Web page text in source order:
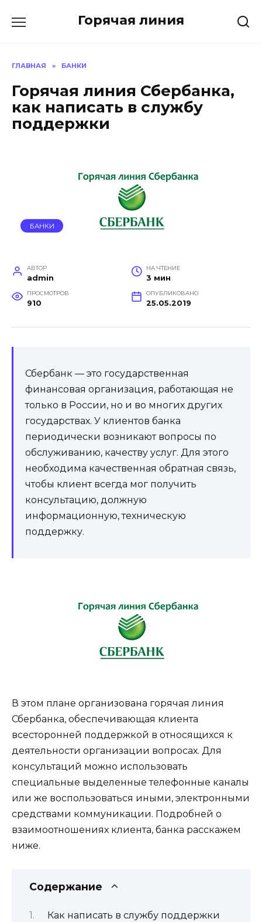
Горячая линия
ГЛАВНАЯ » БАНКИ
Горячая линия Сбербанка,
как написать в службу
поддержки
БАНКИ
АВТОР
admin
НА ЧТЕНИЕ
3 мин
ПРОСМОТРОВ
910
ОПУБЛИКОВАНО
25.05.2019
Сбербанк — это государственная
финансовая организация, работающая не
только в России, но и во многих других
государствах. У клиентов банка
периодически возникают вопросы по
обслуживанию, качеству услуг. Для этого
необходима качественная обратная связь,
чтобы клиент всегда мог получить
консультацию, должную
информационную, техническую
поддержку.
В этом плане организована горячая линия
Сбербанка, обеспечивающая клиента
всесторонней поддержкой в относящихся к
деятельности организации вопросах. Для
консультаций можно использовать
специальные выделенные телефонные каналы
или же воспользоваться иными, электронными
средствами коммуникации. Подробней о
взаимоотношениях клиента, банка расскажем
ниже.
Содержание
Как написать в службу поддержки